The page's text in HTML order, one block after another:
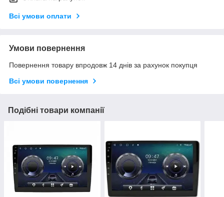
Всі умови оплати
Умови повернення
Повернення товару впродовж 14 днів за рахунок покупця
Всі умови повернення
Подібні товари компанії